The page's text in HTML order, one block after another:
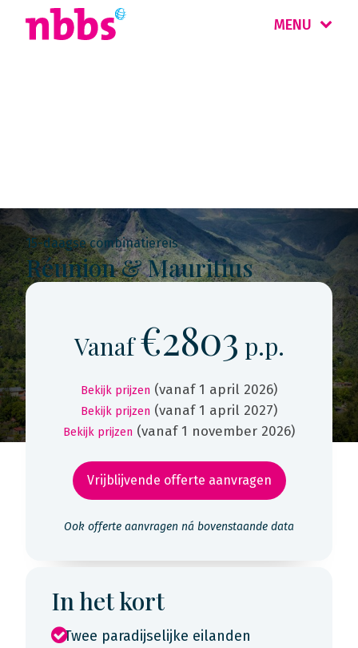
MENU
15-daagse combinatiereis
Réunion & Mauritius
Vanaf€2803 p.p.
Bekijk prijzen (vanaf 1 april 2026)
Bekijk prijzen (vanaf 1 april 2027)
Bekijk prijzen (vanaf 1 november 2026)
Vrijblijvende offerte aanvragen
Ook offerte aanvragen ná bovenstaande data
In het kort
Twee paradijselijke eilanden